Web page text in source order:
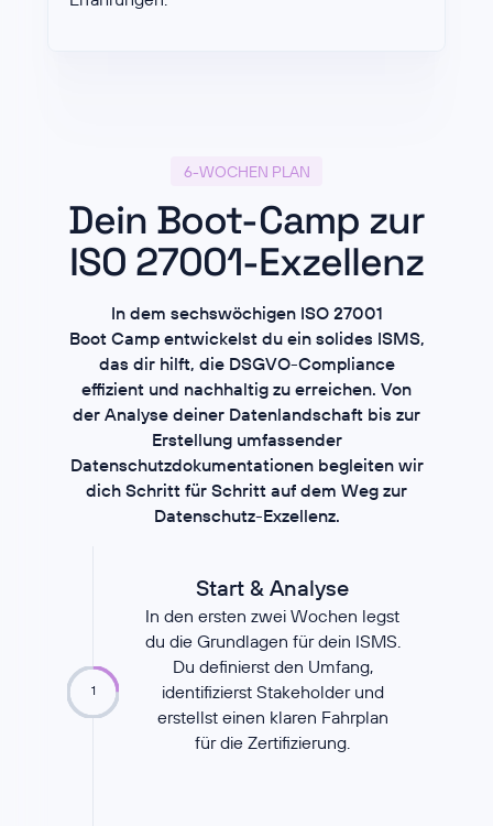
6-WOCHEN PLAN
Dein Boot-Camp zur
ISO 27001-Exzellenz
In dem sechswöchigen ISO 27001
Boot Camp entwickelst du ein solides ISMS,
das dir hilft, die DSGVO-Compliance
effizient und nachhaltig zu erreichen. Von
der Analyse deiner Datenlandschaft bis zur
Erstellung umfassender
Datenschutzdokumentationen begleiten wir
dich Schritt für Schritt auf dem Weg zur
Datenschutz-Exzellenz.
1
Start & Analyse
In den ersten zwei Wochen legst
du die Grundlagen für dein ISMS.
Du definierst den Umfang,
identifizierst Stakeholder und
erstellst einen klaren Fahrplan
für die Zertifizierung.